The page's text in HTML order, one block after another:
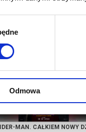
Odmowa
MAN. CAŁKIEM NOWY